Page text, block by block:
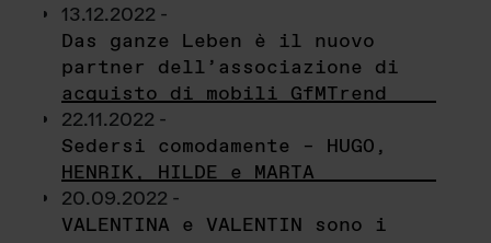
13.12.2022 -
Das ganze Leben è il nuovo
partner dell’associazione di
acquisto di mobili GfMTrend
22.11.2022 -
Sedersi comodamente – HUGO,
HENRIK, HILDE e MARTA
20.09.2022 -
VALENTINA e VALENTIN sono i